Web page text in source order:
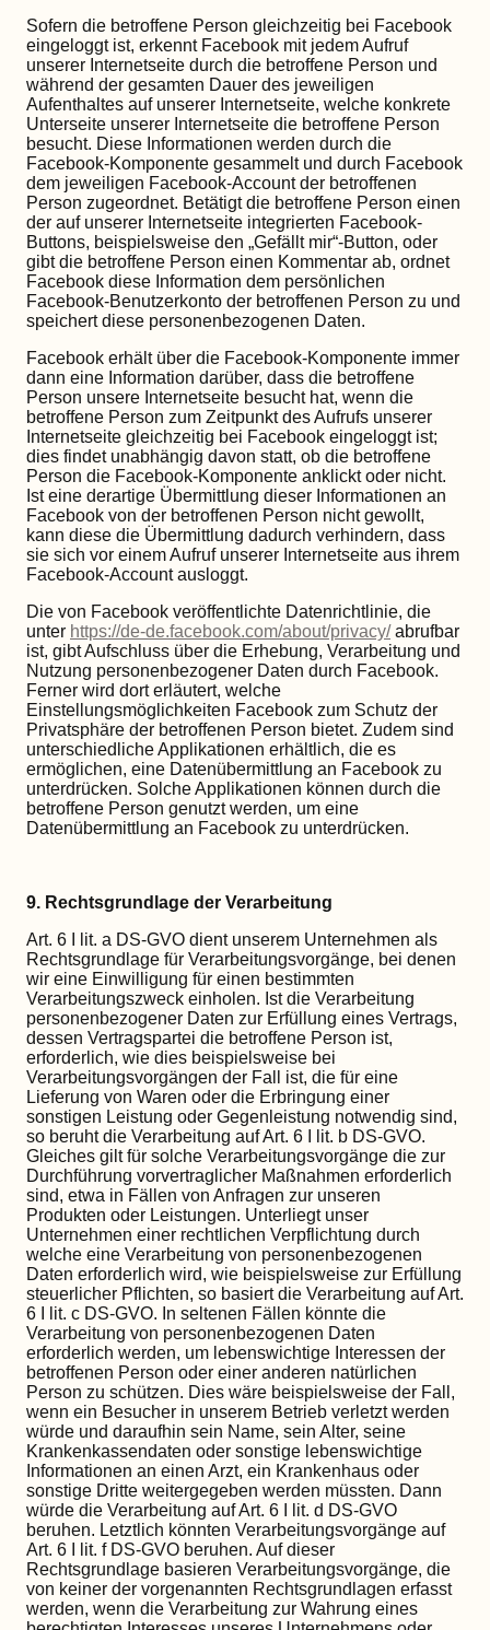
Sofern die betroffene Person gleichzeitig bei Facebook
eingeloggt ist, erkennt Facebook mit jedem Aufruf
unserer Internetseite durch die betroffene Person und
während der gesamten Dauer des jeweiligen
Aufenthaltes auf unserer Internetseite, welche konkrete
Unterseite unserer Internetseite die betroffene Person
besucht. Diese Informationen werden durch die
Facebook-Komponente gesammelt und durch Facebook
dem jeweiligen Facebook-Account der betroffenen
Person zugeordnet. Betätigt die betroffene Person einen
der auf unserer Internetseite integrierten Facebook-
Buttons, beispielsweise den „Gefällt mir“-Button, oder
gibt die betroffene Person einen Kommentar ab, ordnet
Facebook diese Information dem persönlichen
Facebook-Benutzerkonto der betroffenen Person zu und
speichert diese personenbezogenen Daten.
Facebook erhält über die Facebook-Komponente immer
dann eine Information darüber, dass die betroffene
Person unsere Internetseite besucht hat, wenn die
betroffene Person zum Zeitpunkt des Aufrufs unserer
Internetseite gleichzeitig bei Facebook eingeloggt ist;
dies findet unabhängig davon statt, ob die betroffene
Person die Facebook-Komponente anklickt oder nicht.
Ist eine derartige Übermittlung dieser Informationen an
Facebook von der betroffenen Person nicht gewollt,
kann diese die Übermittlung dadurch verhindern, dass
sie sich vor einem Aufruf unserer Internetseite aus ihrem
Facebook-Account ausloggt.
Die von Facebook veröffentlichte Datenrichtlinie, die
unter https://de-de.facebook.com/about/privacy/abrufbar
ist, gibt Aufschluss über die Erhebung, Verarbeitung und
Nutzung personenbezogener Daten durch Facebook.
Ferner wird dort erläutert, welche
Einstellungsmöglichkeiten Facebook zum Schutz der
Privatsphäre der betroffenen Person bietet. Zudem sind
unterschiedliche Applikationen erhältlich, die es
ermöglichen, eine Datenübermittlung an Facebook zu
unterdrücken. Solche Applikationen können durch die
betroffene Person genutzt werden, um eine
Datenübermittlung an Facebook zu unterdrücken.
9. Rechtsgrundlage der Verarbeitung
Art. 6 I lit. a DS-GVO dient unserem Unternehmen als
Rechtsgrundlage für Verarbeitungsvorgänge, bei denen
wir eine Einwilligung für einen bestimmten
Verarbeitungszweck einholen. Ist die Verarbeitung
personenbezogener Daten zur Erfüllung eines Vertrags,
dessen Vertragspartei die betroffene Person ist,
erforderlich, wie dies beispielsweise bei
Verarbeitungsvorgängen der Fall ist, die für eine
Lieferung von Waren oder die Erbringung einer
sonstigen Leistung oder Gegenleistung notwendig sind,
so beruht die Verarbeitung auf Art. 6 I lit. b DS-GVO.
Gleiches gilt für solche Verarbeitungsvorgänge die zur
Durchführung vorvertraglicher Maßnahmen erforderlich
sind, etwa in Fällen von Anfragen zur unseren
Produkten oder Leistungen. Unterliegt unser
Unternehmen einer rechtlichen Verpflichtung durch
welche eine Verarbeitung von personenbezogenen
Daten erforderlich wird, wie beispielsweise zur Erfüllung
steuerlicher Pflichten, so basiert die Verarbeitung auf Art.
6 I lit. c DS-GVO. In seltenen Fällen könnte die
Verarbeitung von personenbezogenen Daten
erforderlich werden, um lebenswichtige Interessen der
betroffenen Person oder einer anderen natürlichen
Person zu schützen. Dies wäre beispielsweise der Fall,
wenn ein Besucher in unserem Betrieb verletzt werden
würde und daraufhin sein Name, sein Alter, seine
Krankenkassendaten oder sonstige lebenswichtige
Informationen an einen Arzt, ein Krankenhaus oder
sonstige Dritte weitergegeben werden müssten. Dann
würde die Verarbeitung auf Art. 6 I lit. d DS-GVO
beruhen. Letztlich könnten Verarbeitungsvorgänge auf
Art. 6 I lit. f DS-GVO beruhen. Auf dieser
Rechtsgrundlage basieren Verarbeitungsvorgänge, die
von keiner der vorgenannten Rechtsgrundlagen erfasst
werden, wenn die Verarbeitung zur Wahrung eines